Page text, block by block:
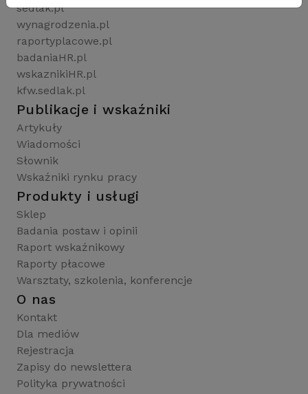
sedlak.pl
wynagrodzenia.pl
raportyplacowe.pl
badaniaHR.pl
wskaznikiHR.pl
kfw.sedlak.pl
Publikacje i wskaźniki
Artykuły
Wiadomości
Słownik
Wskaźniki rynku pracy
Produkty i usługi
Sklep
Badania postaw i opinii
Raport wskaźnikowy
Raporty płacowe
Warsztaty, szkolenia, konferencje
O nas
Kontakt
Dla mediów
Rejestracja
Zapisy do newslettera
Polityka prywatności